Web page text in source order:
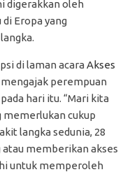
digerakkan oleh
Eropa yang
di laman acaraAkses
mengajak perempuan
hari itu. “Mari kita
memerlukan cukup
langka sedunia, 28
memberikan akses
untuk memperoleh